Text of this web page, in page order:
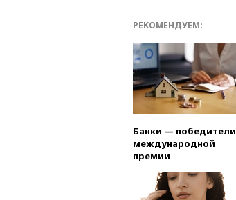
РЕКОМЕНДУЕМ:
Банки — победители
международной
премии